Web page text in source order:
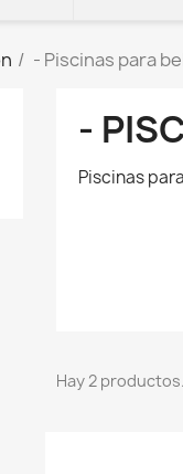
- Piscinas para
-
Piscinas
Hay 2 productos.